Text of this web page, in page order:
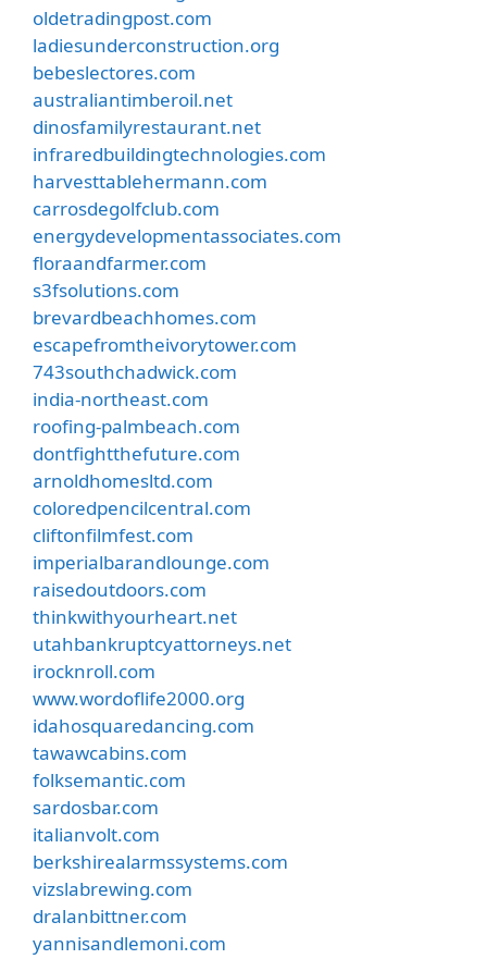
oldetradingpost.com
ladiesunderconstruction.org
bebeslectores.com
australiantimberoil.net
dinosfamilyrestaurant.net
infraredbuildingtechnologies.com
harvesttablehermann.com
carrosdegolfclub.com
energydevelopmentassociates.com
floraandfarmer.com
s3fsolutions.com
brevardbeachhomes.com
escapefromtheivorytower.com
743southchadwick.com
india-northeast.com
roofing-palmbeach.com
dontfightthefuture.com
arnoldhomesltd.com
coloredpencilcentral.com
cliftonfilmfest.com
imperialbarandlounge.com
raisedoutdoors.com
thinkwithyourheart.net
utahbankruptcyattorneys.net
irocknroll.com
www.wordoflife2000.org
idahosquaredancing.com
tawawcabins.com
folksemantic.com
sardosbar.com
italianvolt.com
berkshirealarmssystems.com
vizslabrewing.com
dralanbittner.com
yannisandlemoni.com